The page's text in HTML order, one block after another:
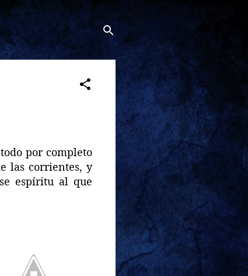
por completo
las corrientes, y
espíritu al que